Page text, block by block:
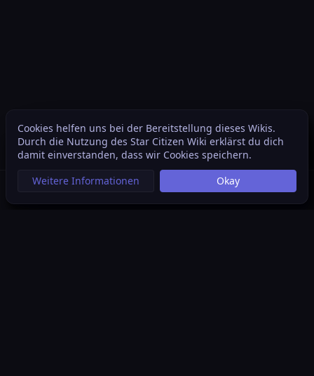
Menü aufrufen
Weitere Sprachen
Ansichten
Inhaltsverzeichnis
Cookies helfen uns bei der Bereitstellung dieses Wikis.
Durch die Nutzung des Star Citizen Wiki erklärst du dich
damit einverstanden, dass wir Cookies speichern.
Weitere Informationen
Okay